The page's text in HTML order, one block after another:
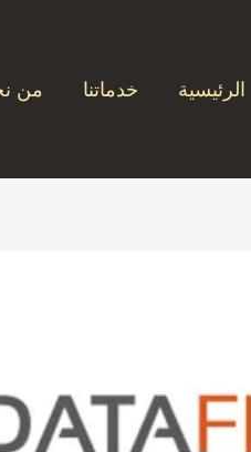
الرئيسية خدماتنا من